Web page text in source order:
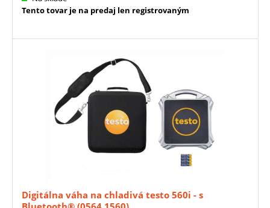
Tento tovar je na predaj len registrovaným
Digitálna váha na chladivá testo 560i - s